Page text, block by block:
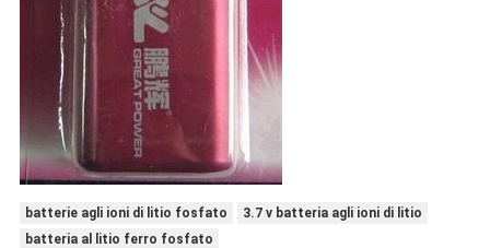
batterie agli ioni di litio fosfato
3.7 v batteria agli ioni di litio
batteria al litio ferro fosfato